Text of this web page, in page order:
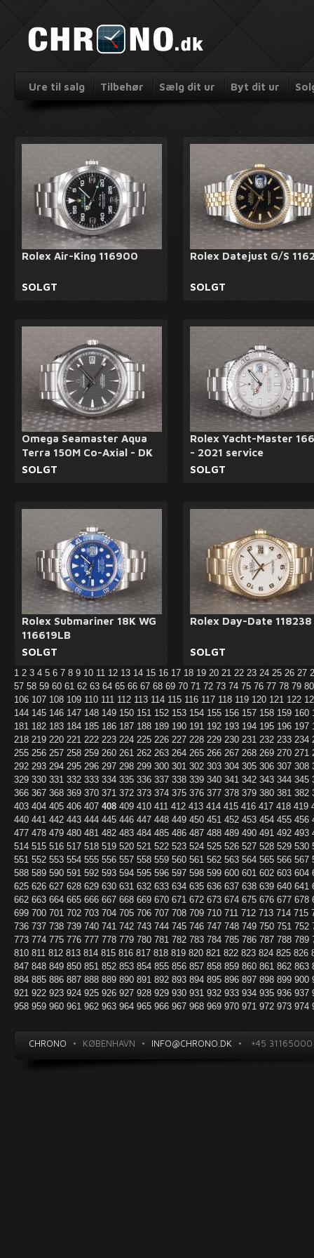
Ure til salg Tilbehør Sælg dit ur Byt dit ur
Rolex Air-King 116900
SOLGT
Rolex Datejust G/S
SOLGT
Omega Seamaster Aqua
Terra 150M Co-Axial - DK
SOLGT
Rolex Yacht-Master
- 2021 service
SOLGT
Rolex Submariner 18K WG
116619LB
SOLGT
Rolex Day-Date 118238
SOLGT
1 2 3 4 5 6 7 8 9 10 11 12 13 14 15 16 17 18 19 20 21 22 23 24 25 26 27
57 58 59 60 61 62 63 64 65 66 67 68 69 70 71 72 73 74 75 76 77 78 79
106 107 108 109 110 111 112 113 114 115 116 117 118 119 120 121 122
144 145 146 147 148 149 150 151 152 153 154 155 156 157 158 159 160
181 182 183 184 185 186 187 188 189 190 191 192 193 194 195 196 197
218 219 220 221 222 223 224 225 226 227 228 229 230 231 232 233 234
255 256 257 258 259 260 261 262 263 264 265 266 267 268 269 270 271
292 293 294 295 296 297 298 299 300 301 302 303 304 305 306 307 308
329 330 331 332 333 334 335 336 337 338 339 340 341 342 343 344 345
366 367 368 369 370 371 372 373 374 375 376 377 378 379 380 381 382
403 404 405 406 407 408 409 410 411 412 413 414 415 416 417 418 419
440 441 442 443 444 445 446 447 448 449 450 451 452 453 454 455 456
477 478 479 480 481 482 483 484 485 486 487 488 489 490 491 492 493
514 515 516 517 518 519 520 521 522 523 524 525 526 527 528 529 530
551 552 553 554 555 556 557 558 559 560 561 562 563 564 565 566 567
588 589 590 591 592 593 594 595 596 597 598 599 600 601 602 603 604
625 626 627 628 629 630 631 632 633 634 635 636 637 638 639 640 641
662 663 664 665 666 667 668 669 670 671 672 673 674 675 676 677 678
699 700 701 702 703 704 705 706 707 708 709 710 711 712 713 714 715
736 737 738 739 740 741 742 743 744 745 746 747 748 749 750 751 752
773 774 775 776 777 778 779 780 781 782 783 784 785 786 787 788 789
810 811 812 813 814 815 816 817 818 819 820 821 822 823 824 825 826
847 848 849 850 851 852 853 854 855 856 857 858 859 860 861 862 863
884 885 886 887 888 889 890 891 892 893 894 895 896 897 898 899 900
921 922 923 924 925 926 927 928 929 930 931 932 933 934 935 936 937
958 959 960 961 962 963 964 965 966 967 968 969 970 971 972 973 974
CHRONO • KØBENHAVN • INFO@CHRONO.DK • +45 31165000